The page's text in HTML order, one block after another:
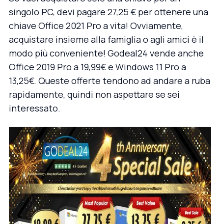
singolo PC, devi pagare 27,25 € per ottenere una
chiave Office 2021 Pro a vita! Ovviamente,
acquistare insieme alla famiglia o agli amici è il
modo più conveniente! Godeal24 vende anche
Office 2019 Pro a 19,99€ e Windows 11 Pro a
13,25€. Queste offerte tendono ad andare a ruba
rapidamente, quindi non aspettare se sei
interessato.